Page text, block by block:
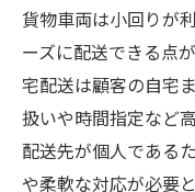
貨物車両は小回りが
ーズに配送できる点
宅配送は顧客の自宅
扱いや時間指定など
配送先が個人である
や柔軟な対応が必要